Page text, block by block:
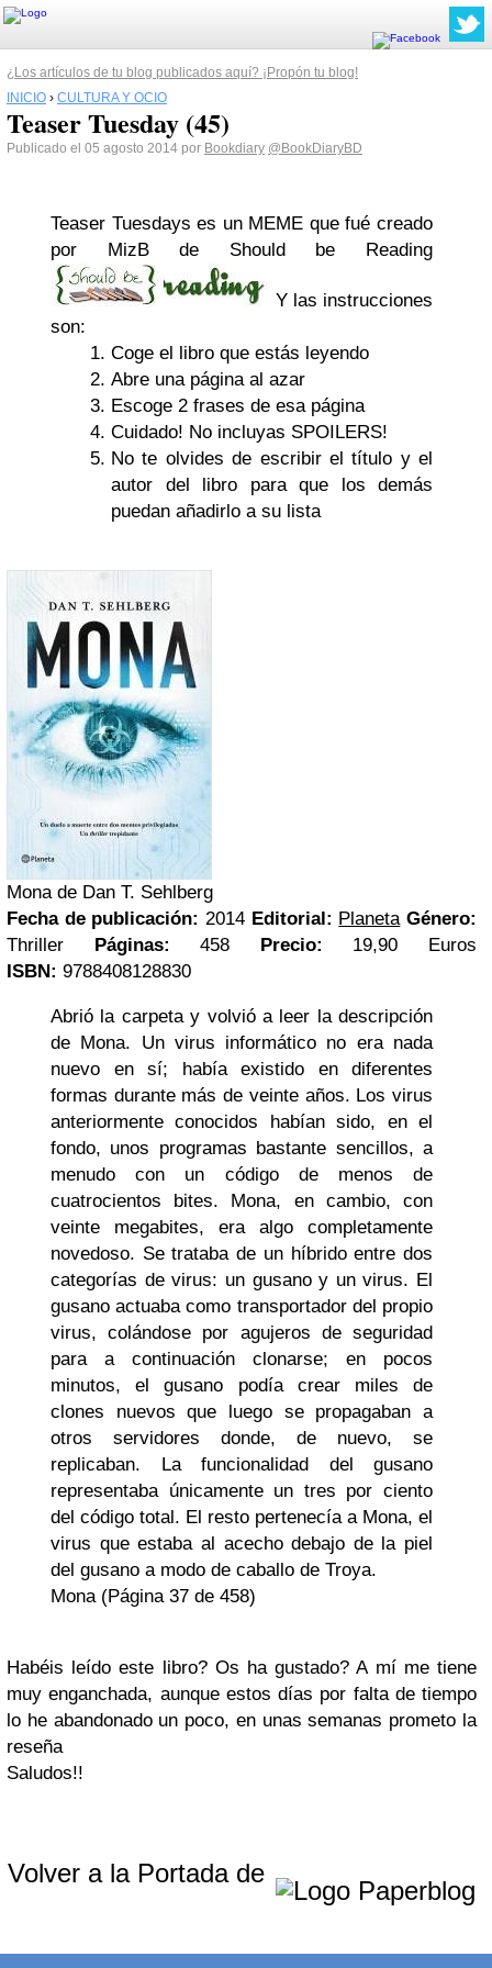
¿Los artículos de tu blog publicados aquí? ¡Propón tu blog!
INICIO › CULTURA Y OCIO
Teaser Tuesday (45)
Publicado el 05 agosto 2014 por Bookdiary @BookDiaryBD
Teaser Tuesdays es un MEME que fué creado
por MizB de Should be Reading
Y las instrucciones
son:
Coge el libro que estás leyendo
Abre una página al azar
Escoge 2 frases de esa página
Cuidado! No incluyas SPOILERS!
No te olvides de escribir el título y el
autor del libro para que los demás
puedan añadirlo a su lista
Mona de Dan T. Sehlberg
Fecha de publicación: 2014 Editorial: Planeta Género:
Thriller
Páginas: 458 Precio:
19,90 Euros
ISBN: 9788408128830
Abrió la carpeta y volvió a leer la descripción
de Mona. Un virus informático no era nada
nuevo en sí; había existido en diferentes
formas durante más de veinte años. Los virus
anteriormente conocidos habían sido, en el
fondo, unos programas bastante sencillos, a
menudo con un código de menos de
cuatrocientos bites. Mona, en cambio, con
veinte megabites, era algo completamente
novedoso. Se trataba de un híbrido entre dos
categorías de virus: un gusano y un virus. El
gusano actuaba como transportador del propio
virus, colándose por agujeros de seguridad
para a continuación clonarse; en pocos
minutos, el gusano podía crear miles de
clones nuevos que luego se propagaban a
otros servidores donde, de nuevo, se
replicaban. La funcionalidad del gusano
representaba únicamente un tres por ciento
del código total. El resto pertenecía a Mona, el
virus que estaba al acecho debajo de la piel
del gusano a modo de caballo de Troya.
Mona (Página 37 de 458)
Habéis leído este libro? Os ha gustado? A mí me tiene
muy enganchada, aunque estos días por falta de tiempo
lo he abandonado un poco, en unas semanas prometo la
reseña
Saludos!!
Volver a la Portada de